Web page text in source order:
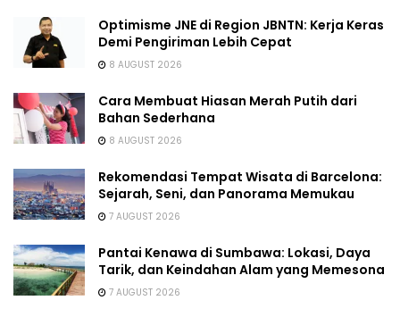
Optimisme JNE di Region JBNTN: Kerja Keras
Demi Pengiriman Lebih Cepat
8 AUGUST 2026
Cara Membuat Hiasan Merah Putih dari
Bahan Sederhana
8 AUGUST 2026
Rekomendasi Tempat Wisata di Barcelona:
Sejarah, Seni, dan Panorama Memukau
7 AUGUST 2026
Pantai Kenawa di Sumbawa: Lokasi, Daya
Tarik, dan Keindahan Alam yang Memesona
7 AUGUST 2026